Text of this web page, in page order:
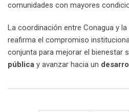
comunidades con mayores
La coordinación entre Conagua y
reafirma el compromiso
conjunta para mejorar el bienestar
pública y avanzar hacia un